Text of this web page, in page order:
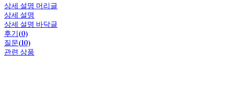
상세 설명 머리글
상세 설명
상세 설명 바닥글
후기(0)
질문(10)
관련 상품